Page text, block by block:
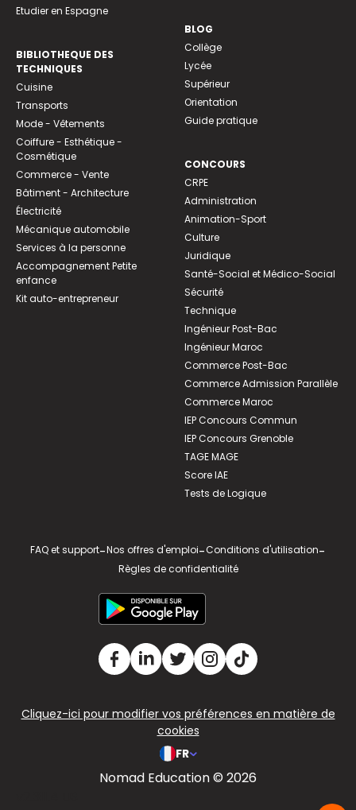
Etudier en Espagne
BIBLIOTHEQUE DES
TECHNIQUES
Cuisine
Transports
Mode - Vêtements
Coiffure - Esthétique -
Cosmétique
Commerce - Vente
Bâtiment - Architecture
Électricité
Mécanique automobile
Services à la personne
Accompagnement Petite
enfance
Kit auto-entrepreneur
BLOG
Collège
Lycée
Supérieur
Orientation
Guide pratique
CONCOURS
CRPE
Administration
Animation-Sport
Culture
Juridique
Santé-Social et Médico-Social
Sécurité
Technique
Ingénieur Post-Bac
Ingénieur Maroc
Commerce Post-Bac
Commerce Admission Parallèle
Commerce Maroc
IEP Concours Commun
IEP Concours Grenoble
TAGE MAGE
Score IAE
Tests de Logique
FAQ et support-Nos offres d'emploi-Conditions d'utilisation-
Règles de confidentialité
Cliquez-ici pour modifier vos préférences en matière de
cookies
FR
Nomad Education © 2026